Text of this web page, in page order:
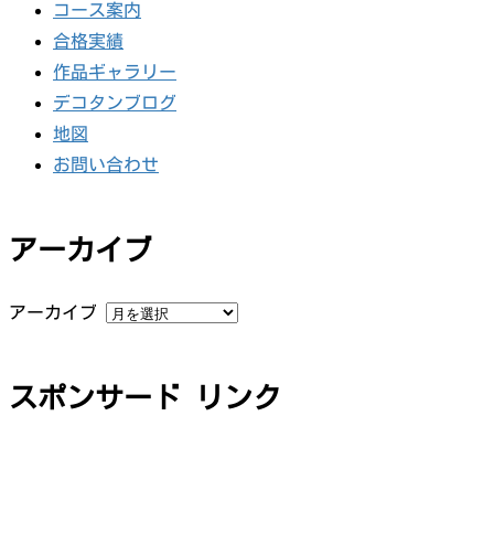
コース案内
合格実績
作品ギャラリー
デコタンブログ
地図
お問い合わせ
アーカイブ
アーカイブ
スポンサード リンク